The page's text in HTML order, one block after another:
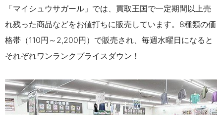
「マイシュウサガール」では、買取王国で一定期間以上売
れ残った商品などをお値打ちに販売しています。8種類の価
格帯（110円～ 2,200円）で販売され、毎週水曜日になると
それぞれワンランクプライスダウン！